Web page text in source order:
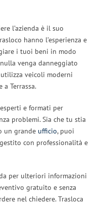
l’azienda è il suo
hanno l’esperienza e
i tuoi beni in modo
venga danneggiato
veicoli moderni
Terrassa.
e formati per
problemi. Sia che tu stia
un grande ufficio, puoi
con professionalità e
per ulteriori informazioni
gratuito e senza
nel chiedere. Trasloca